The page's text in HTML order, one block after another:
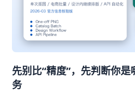
先别比“精度”，先判断你
务